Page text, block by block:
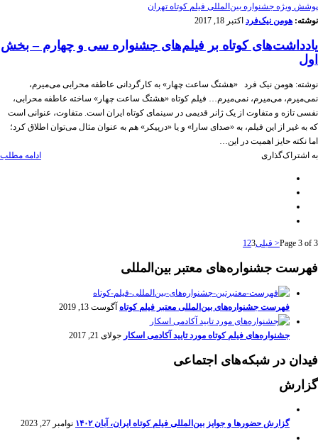
پوشش ویژه جشنواره بین‌المللی فیلم کوتاه تهران
نوشته: هومن نیک‌فرد اکتبر 18, 2017
یادداشت‌های کوتاه بر فیلم‌های جشنواره سی و چهارم – بخش
اول
نوشته: هومن نیک فرد «هشتگ ساعت چهار» به کارگردانی عاطفه محرابی می‌میرم،
نمی‌میرم، می‌میرم، نمی‌میرم… فیلم کوتاه «هشتگ ساعت چهار» ساخته عاطفه محرابی،
نفسی تازه و متفاوت از یک ژانر قدیمی در سینمای کوتاه ایران است. متفاوت، عنوانی است
که به غیر از این فیلم، به «صدای سارا» و یا «درپیکر» هم به عنوان مثال می‌توان اطلاق کرد؛
اما نکته حایز اهمیت در این…
ادامه مطلب
به اشتراک‌گذاری
Page 3 of 3< قبلی 123
فهرست جشنواره‌های معتبر بین‌المللی
فهرست جشنواره‌های بین‌المللی معتبر فیلم کوتاه آگوست 13, 2019
جشنواره‌های فیلم کوتاه مورد تایید آکادمی اسکار جولای 21, 2017
فیدان در شبکه‌های اجتماعی
گزارش
گزارش حضورها و جوایز بین‌المللی فیلم کوتاه ایران، آبان ۱۴۰۲ نوامبر 27, 2023